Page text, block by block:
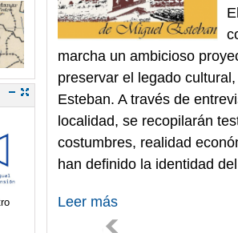
marcha un ambicioso
preservar el legado
Esteban. A través de
localidad, se recopilarán
costumbres, realidad
han definido la identidad
Leer más